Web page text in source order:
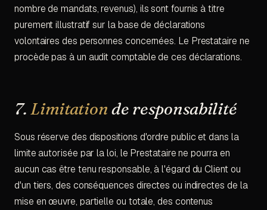
nombre de mandats, revenus), ils sont fournis à titre
purement illustratif sur la base de déclarations
volontaires des personnes concernées. Le Prestataire ne
procède pas à un audit comptable de ces déclarations.
7. Limitation de responsabilité
Sous réserve des dispositions d'ordre public et dans la
limite autorisée par la loi, le Prestataire ne pourra en
aucun cas être tenu responsable, à l'égard du Client ou
d'un tiers, des conséquences directes ou indirectes de la
mise en œuvre, partielle ou totale, des contenus